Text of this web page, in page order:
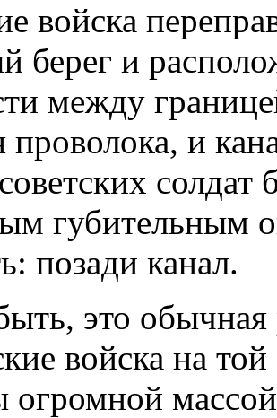
войска
берег и
между
проволока, и
солдат
губительным
позади канал.
это обычная
войска на
огромной